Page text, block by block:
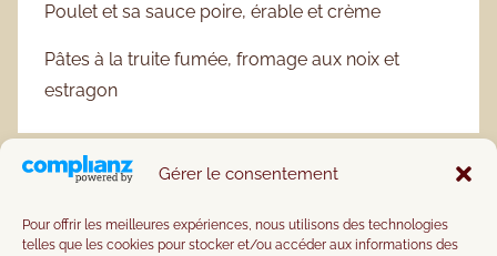
Gérer le consentement
Pour offrir les meilleures expériences, nous utilisons des technologies
telles que les cookies pour stocker et/ou accéder aux informations des
Poulet et sa sauce poire, érable et crème
Pâtes à la truite fumée, fromage aux noix et
estragon